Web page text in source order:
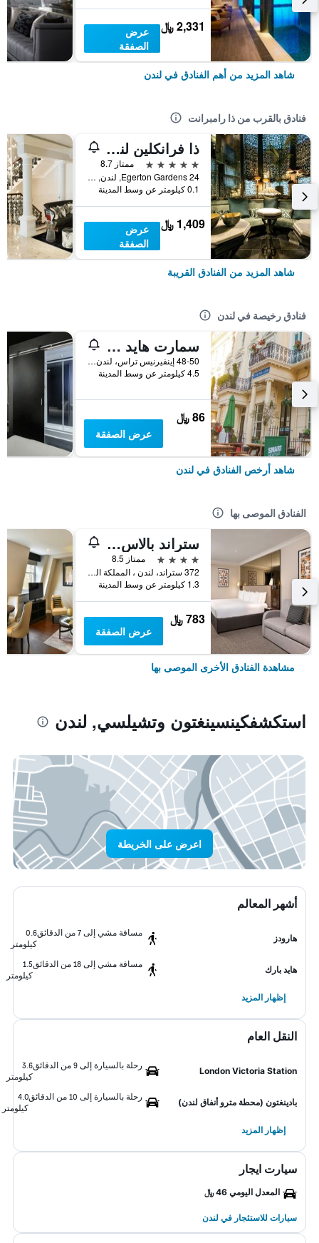
2,331 ﷼
عرض
الصفقة
شاهد المزيد من أهم الفنادق في لندن
فنادق بالقرب من ذا رامبرانت
ذا فرانكلين لندن - ستارهوتلز كوليزيوني
5 نجوم
ممتاز 8.7
24 Egerton Gardens, لندن, المملكة المتحدة
0.1 كيلومتر عن وسط المدينة
1,409 ﷼
عرض
الصفقة
شاهد المزيد من الفنادق القريبة
فنادق رخيصة في لندن
سمارت هايد بارك إن هوستل
48-50 إينفيرنيس تراس، لندن ، المملكة المتحدة, لندن, المملكة المتحدة
4.5 كيلومتر عن وسط المدينة
86 ﷼
عرض الصفقة
شاهد أرخص الفنادق في لندن
الفنادق الموصى بها
ستراند بالاس هوتل
4 نجوم
ممتاز 8.5
372 ستراند، لندن ، المملكة المتحدة, لندن, المملكة المتحدة
1.3 كيلومتر عن وسط المدينة
783 ﷼
عرض الصفقة
مشاهدة الفنادق الأخرى الموصى بها
استكشفكينسينغتون وتشيلسي, لندن
اعرض على الخريطة
أشهر المعالم
هارودز
مسافة مشي إلى 7 من الدقائق
0.6
كيلومتر
هايد بارك
مسافة مشي إلى 18 من الدقائق
1.5
كيلومتر
إظهار المزيد
النقل العام
London Victoria Station
رحلة بالسيارة إلى 9 من الدقائق
3.6
كيلومتر
بادينغتون (محطة مترو أنفاق لندن)
رحلة بالسيارة إلى 10 من الدقائق
4.0
كيلومتر
إظهار المزيد
سيارت ايجار
المعدل اليومي 46 ﷼
سيارات للاستئجار في لندن